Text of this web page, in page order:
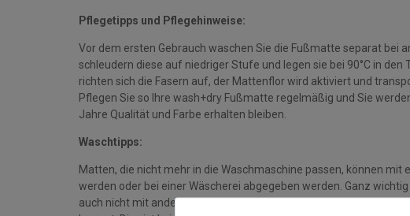
Pflegetipps und Pflegehinweise:
Vor dem ersten Gebrauch waschen Sie die Fußmatte separat bei
schleudern diese auf niedriger Stufe und legen sie bei 90°C in
richten sich die Fasern auf, der Mattenflor wird aktiviert und
Pflegen Sie so Ihre wash+dry Fußmatte regelmäßig und Sie
Jahre Qualität und Farbe erhalten bleiben.
Waschtipps:
Matten, die nicht mehr in die Waschmaschine passen, können
werden oder bei einer Wäscherei abgegeben werden. Ganz
auch nicht mit anderen Wäschestücken in die Maschine legt,